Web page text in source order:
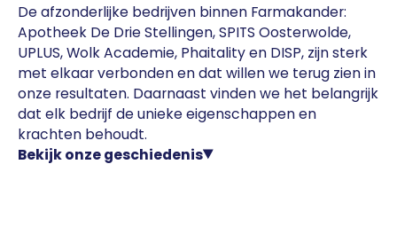
De afzonderlijke bedrijven binnen Farmakander:
Apotheek De Drie Stellingen, SPITS Oosterwolde,
UPLUS, Wolk Academie, Phaitality en DISP, zijn sterk
met elkaar verbonden en dat willen we terug zien in
onze resultaten. Daarnaast vinden we het belangrijk
dat elk bedrijf de unieke eigenschappen en
krachten behoudt.
Bekijk onze geschiedenis